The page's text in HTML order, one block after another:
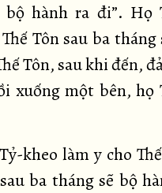
hành ra đi”. Họ
Tôn sau ba tháng
Tôn, sau khi đến,
xuống một bên, họ
kheo làm y cho
ba tháng sẽ bộ